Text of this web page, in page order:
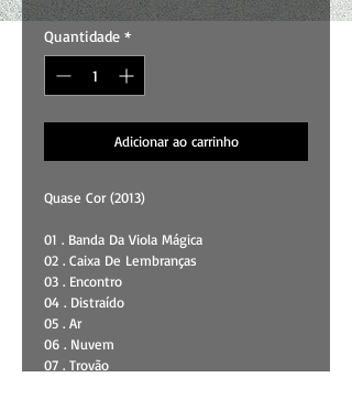
Quantidade *
Adicionar ao carrinho
Quase Cor (2013)
01 . Banda Da Viola Mágica
02 . Caixa De Lembranças
03 . Encontro
04 . Distraído
05 . Ar
06 . Nuvem
07 . Trovão